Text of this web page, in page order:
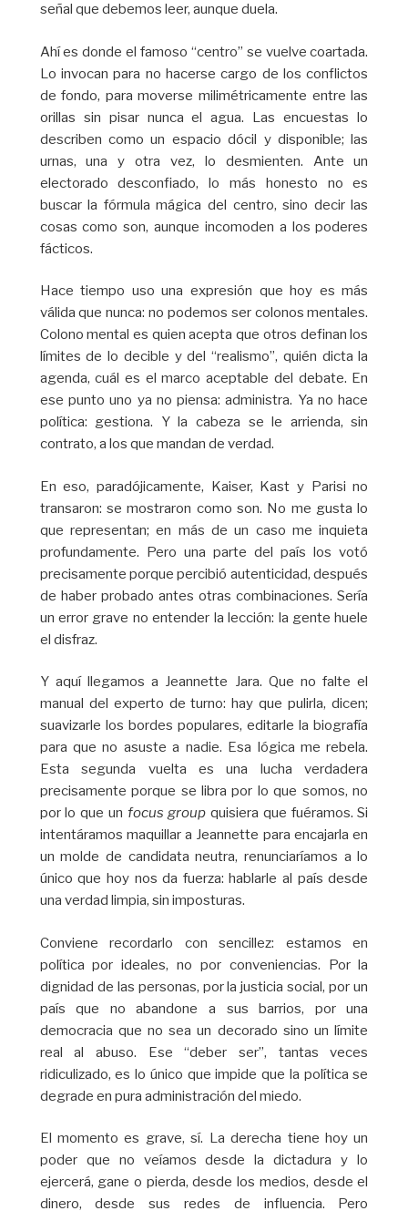
señal que debemos leer, aunque duela.
Ahí es donde el famoso “centro” se vuelve coartada.
Lo invocan para no hacerse cargo de los conflictos
de fondo, para moverse milimétricamente entre las
orillas sin pisar nunca el agua. Las encuestas lo
describen como un espacio dócil y disponible; las
urnas, una y otra vez, lo desmienten. Ante un
electorado desconfiado, lo más honesto no es
buscar la fórmula mágica del centro, sino decir las
cosas como son, aunque incomoden a los poderes
fácticos.
Hace tiempo uso una expresión que hoy es más
válida que nunca: no podemos ser colonos mentales.
Colono mental es quien acepta que otros definan los
límites de lo decible y del “realismo”, quién dicta la
agenda, cuál es el marco aceptable del debate. En
ese punto uno ya no piensa: administra. Ya no hace
política: gestiona. Y la cabeza se le arrienda, sin
contrato, a los que mandan de verdad.
En eso, paradójicamente, Kaiser, Kast y Parisi no
transaron: se mostraron como son. No me gusta lo
que representan; en más de un caso me inquieta
profundamente. Pero una parte del país los votó
precisamente porque percibió autenticidad, después
de haber probado antes otras combinaciones. Sería
un error grave no entender la lección: la gente huele
el disfraz.
Y aquí llegamos a Jeannette Jara. Que no falte el
manual del experto de turno: hay que pulirla, dicen;
suavizarle los bordes populares, editarle la biografía
para que no asuste a nadie. Esa lógica me rebela.
Esta segunda vuelta es una lucha verdadera
precisamente porque se libra por lo que somos, no
por lo que un focus group quisiera que fuéramos. Si
intentáramos maquillar a Jeannette para encajarla en
un molde de candidata neutra, renunciaríamos a lo
único que hoy nos da fuerza: hablarle al país desde
una verdad limpia, sin imposturas.
Conviene recordarlo con sencillez: estamos en
política por ideales, no por conveniencias. Por la
dignidad de las personas, por la justicia social, por un
país que no abandone a sus barrios, por una
democracia que no sea un decorado sino un límite
real al abuso. Ese “deber ser”, tantas veces
ridiculizado, es lo único que impide que la política se
degrade en pura administración del miedo.
El momento es grave, sí. La derecha tiene hoy un
poder que no veíamos desde la dictadura y lo
ejercerá, gane o pierda, desde los medios, desde el
dinero, desde sus redes de influencia. Pero